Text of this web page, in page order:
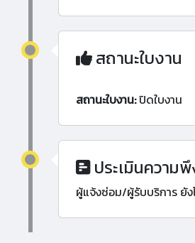
สถานะใบงาน
สถานะใบงาน:ปิดใบงาน
ประเมินความ
ผู้แจ้งซ่อม/ผู้รับบริการ ยัง